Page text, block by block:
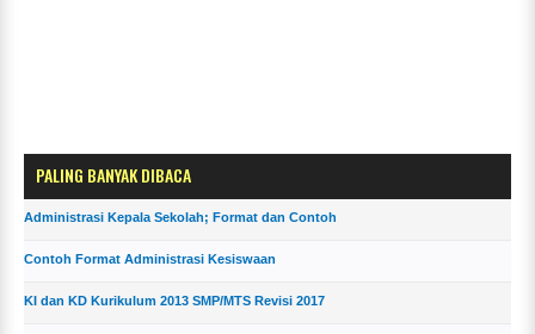
PALING BANYAK DIBACA
Administrasi Kepala Sekolah; Format dan Contoh
Contoh Format Administrasi Kesiswaan
KI dan KD Kurikulum 2013 SMP/MTS Revisi 2017